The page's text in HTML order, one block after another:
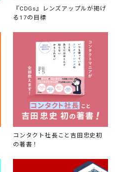
『CDGs』レンズアップルが掲げ
る17の目標
コンタクト社長こと吉田忠史初
の著書！